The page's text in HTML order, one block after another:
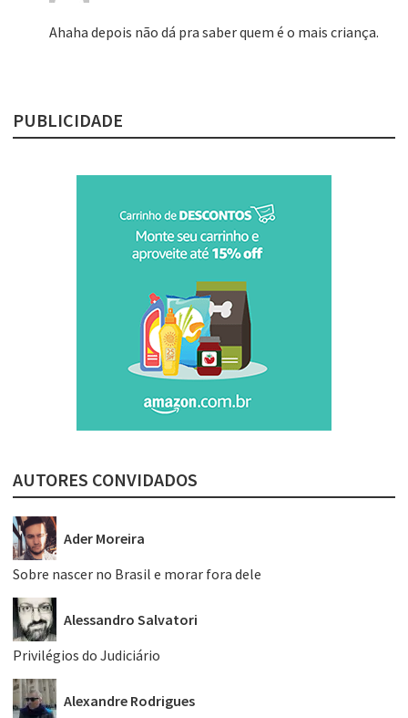
Ahaha depois não dá pra saber quem é o mais criança.
PUBLICIDADE
AUTORES CONVIDADOS
Ader Moreira
Sobre nascer no Brasil e morar fora dele
Alessandro Salvatori
Privilégios do Judiciário
Alexandre Rodrigues